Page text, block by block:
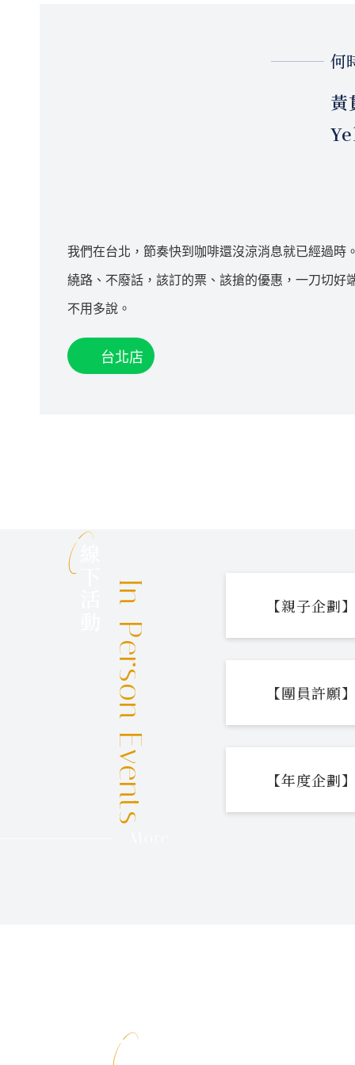
何
黃
我們在台北，節奏快到咖啡還沒涼消息就已經過
繞路、不廢話，該訂的票、該搶的優惠，一刀切
不用多說。
台北店
線下活動 In-Person Events 【親子企劃
【團員許願
【年度企劃